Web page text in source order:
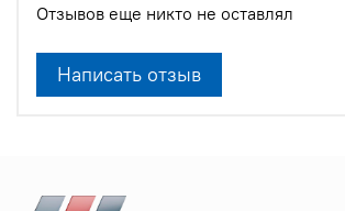
Отзывов еще никто не оставлял
Написать отзыв